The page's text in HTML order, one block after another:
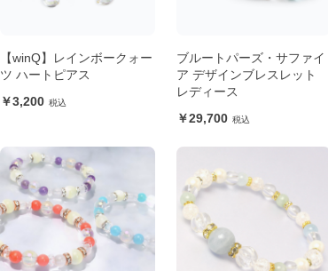
【winQ】レインボークォー
ツ ハートピアス
3,200
ブルートパーズ・サファイ
ア デザインブレスレット
レディース
29,700